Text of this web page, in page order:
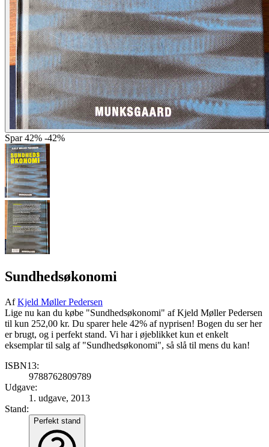
Spar 42% -42%
Sundhedsøkonomi
AfKjeld Møller Pedersen
Lige nu kan du købe "Sundhedsøkonomi" af Kjeld Møller Pedersen
til kun 252,00 kr. Du sparer hele 42% af nyprisen! Bogen du ser her
er brugt, og i perfekt stand. Vi har i øjeblikket kun et enkelt
eksemplar til salg af "Sundhedsøkonomi", så slå til mens du kan!
ISBN13:
9788762809789
Udgave:
1. udgave, 2013
Stand:
Perfekt stand